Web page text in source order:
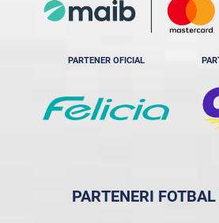
PARTENER OFICIAL
PARTENERI